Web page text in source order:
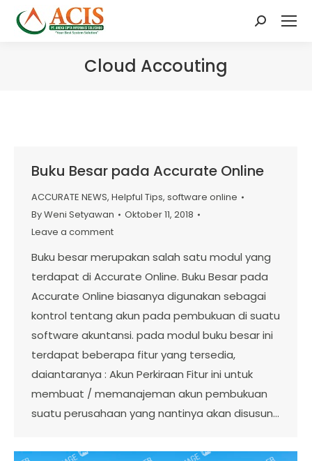
Search:
Cloud Accouting
Buku Besar pada Accurate Online
ACCURATE NEWS, Helpful Tips, software online
ByWeni Setyawan
Oktober 11, 2018
Leave a comment
Buku besar merupakan salah satu modul yang
terdapat di Accurate Online. Buku Besar pada
Accurate Online biasanya digunakan sebagai
kontrol tentang akun pada pembukuan di suatu
software akuntansi. pada modul buku besar ini
terdapat beberapa fitur yang tersedia,
daiantaranya : Akun Perkiraan Fitur ini untuk
membuat / memanajeman akun pembukuan
suatu perusahaan yang nantinya akan disusun…